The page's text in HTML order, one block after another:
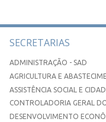
SECRETARIAS
ADMINISTRAÇÃO - SAD
AGRICULTURA E
ASSISTÊNCIA SOCIAL E
CONTROLADORIA GERAL
DESENVOLVIMENTO